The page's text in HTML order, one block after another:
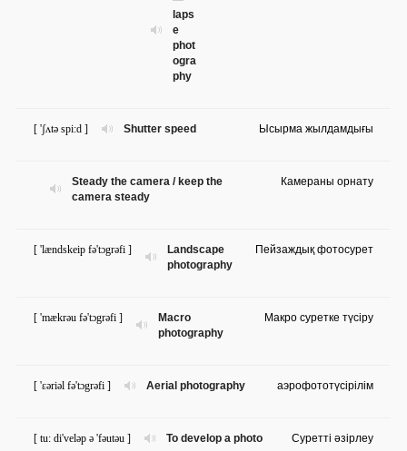
laps
e
phot
ogra
phy
Shutter speed
[ 'ʃʌtə spi:d ] Ысырма жылдамдығы
Steady the camera / keep the
camera steady
Камераны орнату
Landscape
photography
[ 'lændskeip fə'tɔgrəfi ] Пейзаждық фотосурет
Macro
photography
[ 'mækrəu fə'tɔgrəfi ] Макро суретке түсіру
Aerial photography
[ 'ɛəriəl fə'tɔgrəfi ] аэрофототүсірілім
To develop a photo
[ tu: di'veləp ə 'fəutəu ] Суретті әзірлеу